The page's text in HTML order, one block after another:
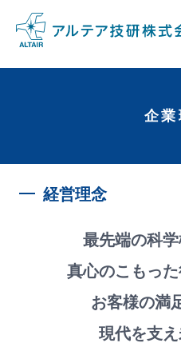
企
経営理念
最先端の科
真心のこもった
お客様の満
現代を支え
事業紹介 BUSINESS
MAIN
独自取扱製品 ORIGINAL
VOICE